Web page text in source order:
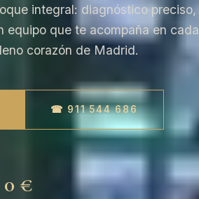
integral: diagnóstico preciso,
equipo que te acompaña en cada
corazón de Madrid.
☎ 911 544 686
0 €